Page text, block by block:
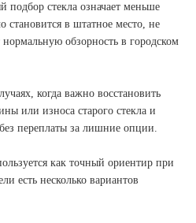
подбор стекла означает меньше
становится в штатное место, не
нормальную обзорность в городском
когда важно восстановить
или износа старого стекла и
переплаты за лишние опции.
как точный ориентир при
есть несколько вариантов